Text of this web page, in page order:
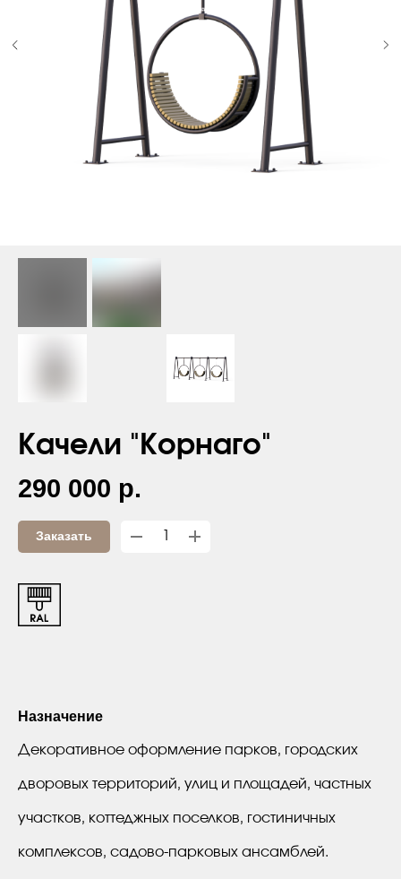
Качели "Корнаго"
290 000 р.
Заказать
Назначение
Декоративное оформление парков, городских
дворовых территорий, улиц и площадей, частных
участков, коттеджных поселков, гостиничных
комплексов, садово-парковых ансамблей.